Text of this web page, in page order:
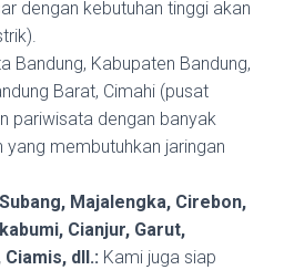
dengan kebutuhan tinggi akan
Bandung, Kabupaten Bandung,
Barat, Cimahi (pusat
pariwisata dengan banyak
yang membutuhkan jaringan
Majalengka, Cirebon,
Cianjur, Garut,
dll.: Kami juga siap